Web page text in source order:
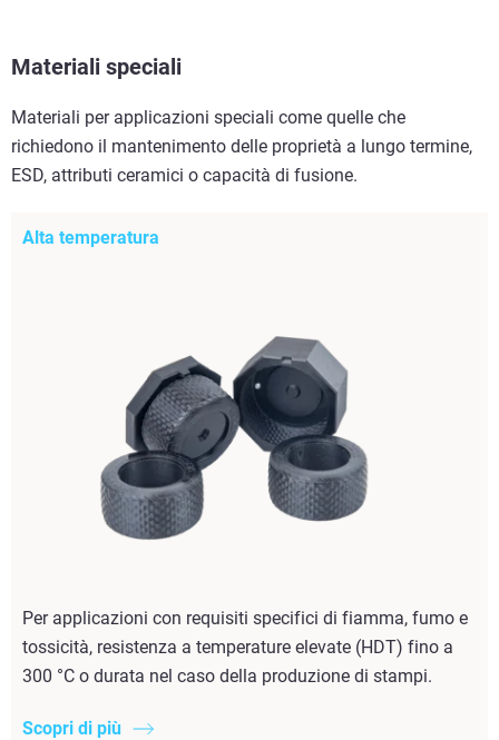
Materiali speciali
Materiali per applicazioni speciali come quelle che
richiedono il mantenimento delle proprietà a lungo termine,
ESD, attributi ceramici o capacità di fusione.
Alta temperatura
Per applicazioni con requisiti specifici di fiamma, fumo e
tossicità, resistenza a temperature elevate (HDT) fino a
300 °C o durata nel caso della produzione di stampi.
Scopri di più